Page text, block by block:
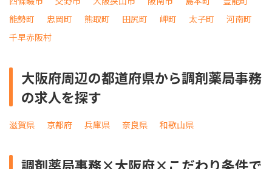
能勢町
忠岡町 熊取町 田尻町 岬町 太子町
河南町
千早赤阪村
大阪府周辺の都道府県から調剤薬局事務
の求人を探す
滋賀県 京都府 兵庫県 奈良県 和歌山県
調剤薬局事務×大阪府×こだわり条件で